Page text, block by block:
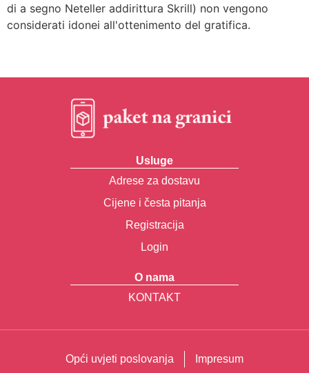
di a segno Neteller addirittura Skrill) non vengono
considerati idonei all'ottenimento del gratifica.
Usluge
Adrese za dostavu
Cijene i česta pitanja
Registracija
Login
O nama
KONTAKT
Opći uvjeti poslovanja Impresum